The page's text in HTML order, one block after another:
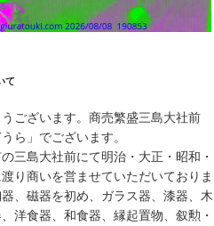
て
ございます。商売繁盛三島大社前
ら」でございます。
三島大社前にて明治・大正・昭和・
り商いを営ませていただいておりま
、磁器を初め、ガラス器、漆器、木
洋食器、和食器、縁起置物、叙勲・